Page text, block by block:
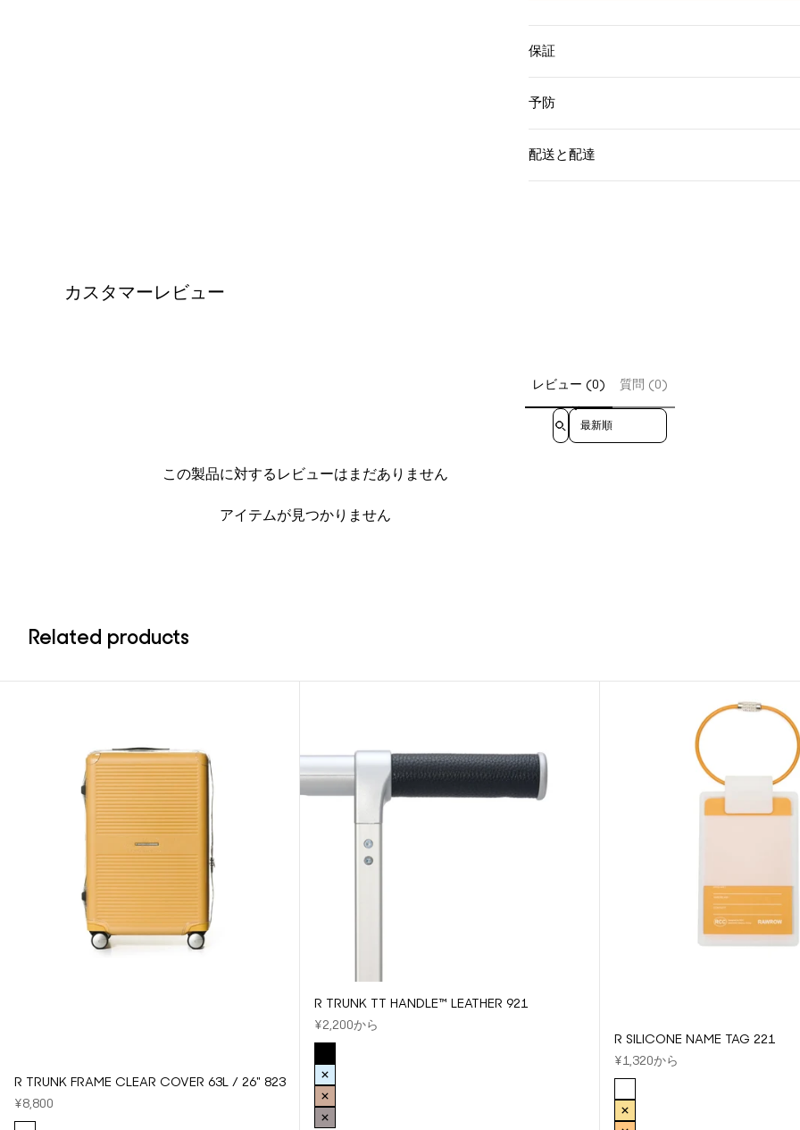
保証
予防
配送と配達
カスタマーレビュー
レビュー (0) 質問 (0)
Sort reviews by
この製品に対するレビューはまだありません
アイテムが見つかりません
Related products
R TRUNK FRAME CLEAR COVER 63L / 26" 823
セール価格
¥8,800
R TRUNK TT HANDLE™ LEATHER 921
セール価格
¥2,200から
BLACK
BLUE
BROWN
DARK BROWN
R SILICONE NAME TAG 221
セール価格
¥1,320から
WHITE
MUSTARD